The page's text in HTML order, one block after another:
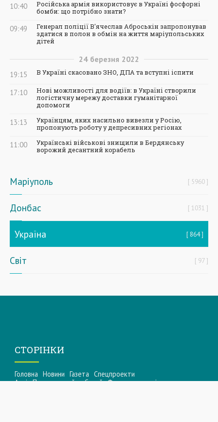
10:40
Російська армія використовує в Україні фосфорні
бомби: що потрібно знати?
09:49
Генерал поліції В'ячеслав Аброськін запропонував
здатися в полон в обмін на життя маріупольських
дітей
24 березня 2022
19:15 В Україні скасовано ЗНО, ДПА та вступні іспити
17:10
Нові можливості для водіїв: в Україні створили
логістичну мережу доставки гуманітарної
допомоги
13:13
Українцям, яких насильно вивезли у Росію,
пропонують роботу у депресивних регіонах
11:00
Українські військові знищили в Бердянську
ворожий десантний корабель
Маріуполь 5960
Донбас 1031
Україна 864
Світ 97
СТОРІНКИ
Головна Новини Газета Спецпроекти
Архів Приазовський робочий Фоторепортажі